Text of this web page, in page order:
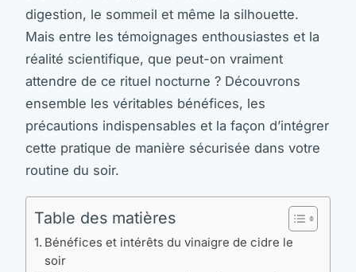
digestion, le sommeil et même la silhouette.
Mais entre les témoignages enthousiastes et la
réalité scientifique, que peut-on vraiment
attendre de ce rituel nocturne ? Découvrons
ensemble les véritables bénéfices, les
précautions indispensables et la façon d’intégrer
cette pratique de manière sécurisée dans votre
routine du soir.
Table des matières
Bénéfices et intérêts du vinaigre de cidre le
soir